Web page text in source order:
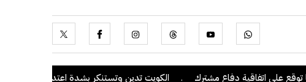
دفاع مشترك . الكويت تدين وتستنكر بشدة اعتداءات ميليشيا الحوثي